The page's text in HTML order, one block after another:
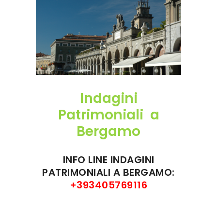
Indagini
Patrimoniali a
Bergamo
INFO LINE INDAGINI
PATRIMONIALI A BERGAMO:
+393405769116